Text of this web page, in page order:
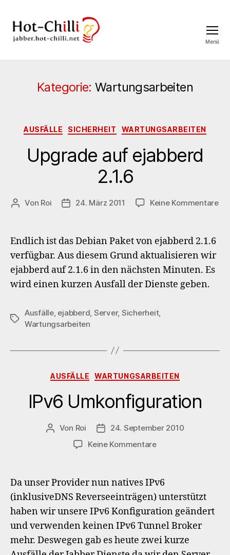
Menü
Kategorie: Wartungsarbeiten
Kategorien
AUSFÄLLE SICHERHEIT WARTUNGSARBEITEN
Upgrade auf ejabberd
2.1.6
Beitragsautor
Von Roi Veröffentlichungsdatum
24. März 2011 Keine Kommentarezu
Endlich ist das Debian Paket von ejabberd 2.1.6
verfügbar. Aus diesem Grund aktualisieren wir
ejabberd auf 2.1.6 in den nächsten Minuten. Es
wird einen kurzen Ausfall der Dienste geben.
Schlagwörter
Ausfälle, ejabberd Server, Sicherheit,
Wartungsarbeiten
Kategorien
AUSFÄLLE WARTUNGSARBEITEN
IPv6 Umkonfiguration
Beitragsautor
Von Roi Veröffentlichungsdatum
24. September 2010
Keine Kommentarezu
Da unser Provider nun natives IPv6
(inklusiveDNS Reverseeinträgen) unterstützt
haben wir unsere IPv6 Konfiguration geändert
und verwenden keinen IPv6 Tunnel Broker
mehr. Deswegen gab es heute zwei kurze